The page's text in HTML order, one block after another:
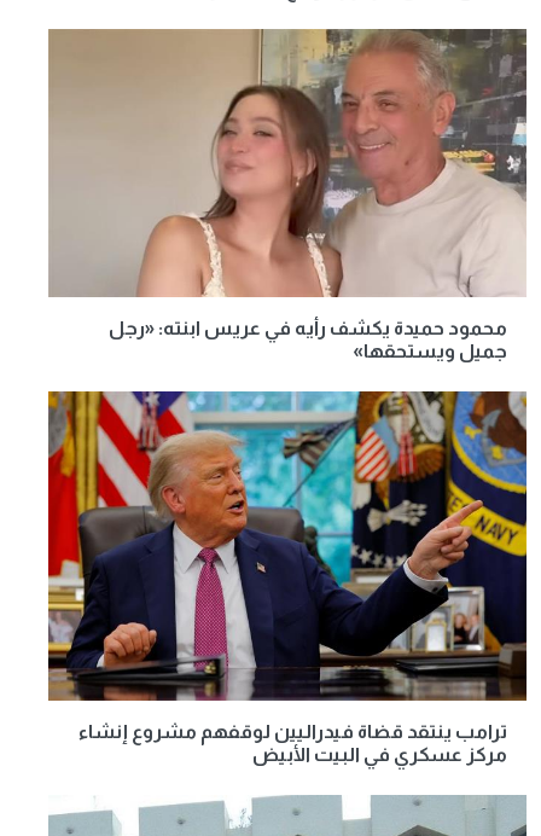
محمود حميدة يكشف رأيه في عريس ابنته: «رجل
جميل ويستحقها»
ترامب ينتقد قضاة فيدراليين لوقفهم مشروع إنشاء
مركز عسكري في البيت الأبيض